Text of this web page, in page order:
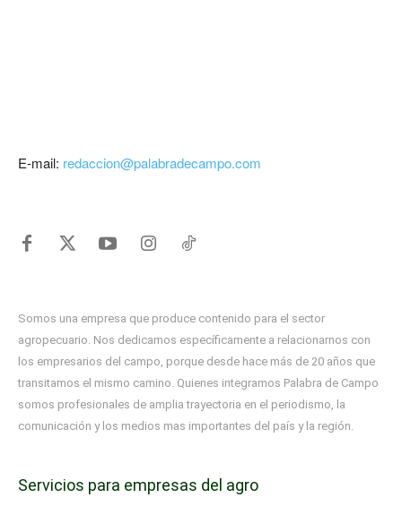
E-mail: redaccion@palabradecampo.com
Somos una empresa que produce contenido para el sector
agropecuario. Nos dedicamos específicamente a relacionarnos con
los empresarios del campo, porque desde hace más de 20 años que
transitamos el mismo camino. Quienes integramos Palabra de Campo
somos profesionales de amplia trayectoria en el periodismo, la
comunicación y los medios mas importantes del país y la región.
Servicios para empresas del agro